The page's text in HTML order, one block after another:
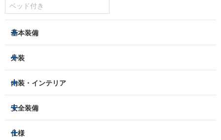
ベッド付き
基本装備
パワーステアリング
エアコン：あり
キーレス
盗難防止装置
外装
ヘッドライト
アルミホイール：-
サンルーフ/ガラスルーフ
内装・インテリア
3列シート
ベンチシート
パワーシート
安全装備
トラクションコントロール
仕様